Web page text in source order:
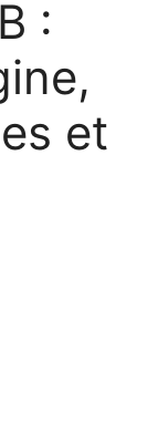
:
et